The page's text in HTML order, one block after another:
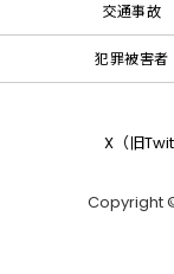
交通事故
犯罪被害者
X（旧
Copyright